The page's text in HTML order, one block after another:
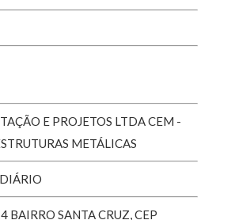
E PROJETOS LTDA CEM -
METÁLICAS
BAIRRO SANTA CRUZ, CEP